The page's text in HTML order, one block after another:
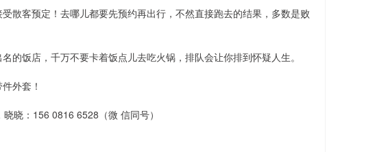
散客预定！去哪儿都要先预约再出行，不然直接跑去的结果，多数是败
的饭店，千万不要卡着饭点儿去吃火锅，排队会让你排到怀疑人生。
外套！
晓：156 0816 6528（微 信同号）